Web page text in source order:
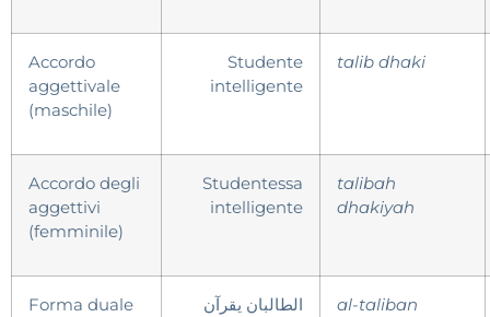
Accordo
aggettivale
(maschile)
Studente
intelligente
talib dhaki
Accordo degli
aggettivi
(femminile)
Studentessa
intelligente
talibah
dhakiyah
Forma duale
الطالبان يقرآن
al-taliban